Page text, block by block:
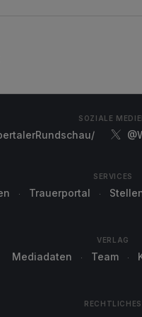
SOZIALE
SERVICES
Trauerportal
VERLAG
Mediadaten Team
RECHTLICHES